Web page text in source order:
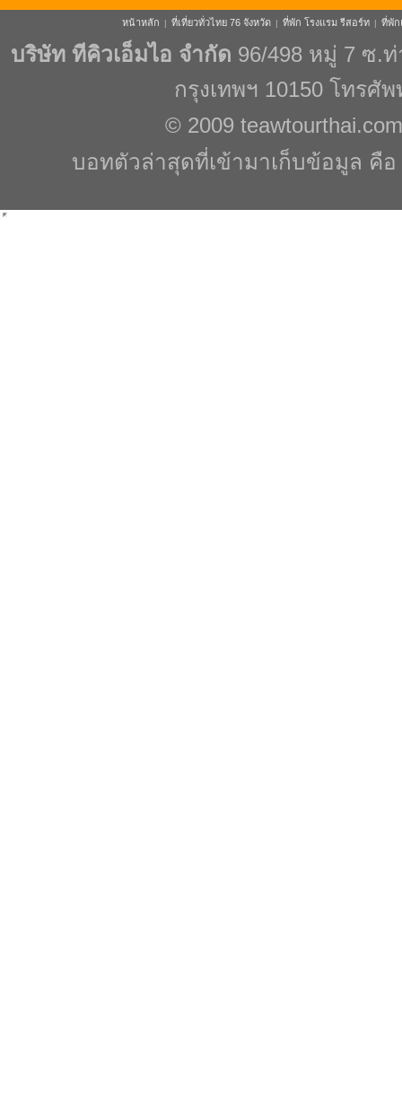
หน้าหลัก | ที่เที่ยวทั่วไทย 76 จังหวัด | ที่พัก โรงแรม รีสอร์ท | ที่พัก
บริษัท ทีคิวเอ็มไอ จำกัด 96/498 หมู่ 7 ซ.
กรุงเทพฯ 10150 โทรศั
© 2009 teawtourthai.com
บอทตัวล่าสุดที่เข้ามาเก็บข้อมูล คือ